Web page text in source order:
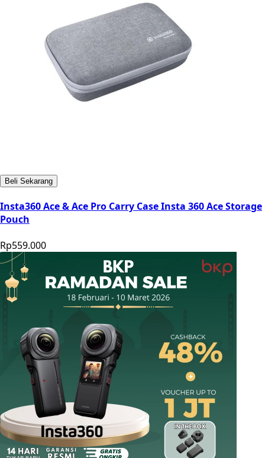
Beli Sekarang
Insta360 Ace & Ace Pro Carry Case Insta 360 Ace Storage
Pouch
Rp559.000